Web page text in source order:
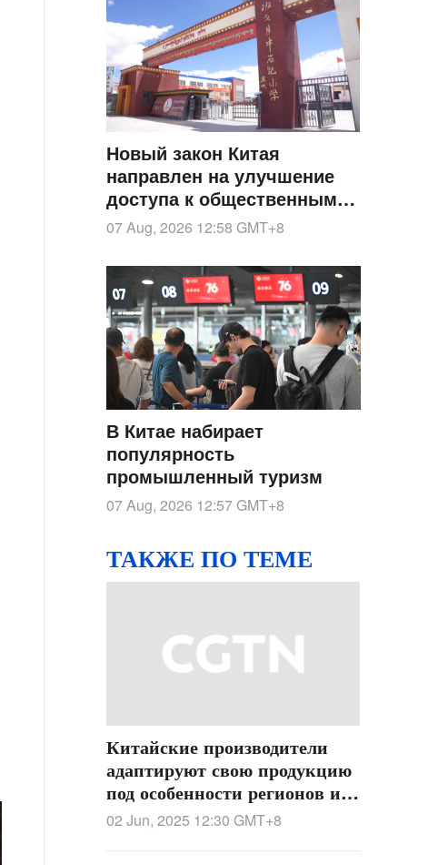
Новый закон Китая
направлен на улучшение
доступа к общественным
услугам для всех
этнических групп
07 Aug, 2026 12:58 GMT+8
В Китае набирает
популярность
промышленный туризм
07 Aug, 2026 12:57GMT+8
ТАКЖЕ ПО ТЕМЕ
Китайские производители
адаптируют свою продукцию
под особенности регионов и
климатические условия
02 Jun, 2025 12:30 GMT+8